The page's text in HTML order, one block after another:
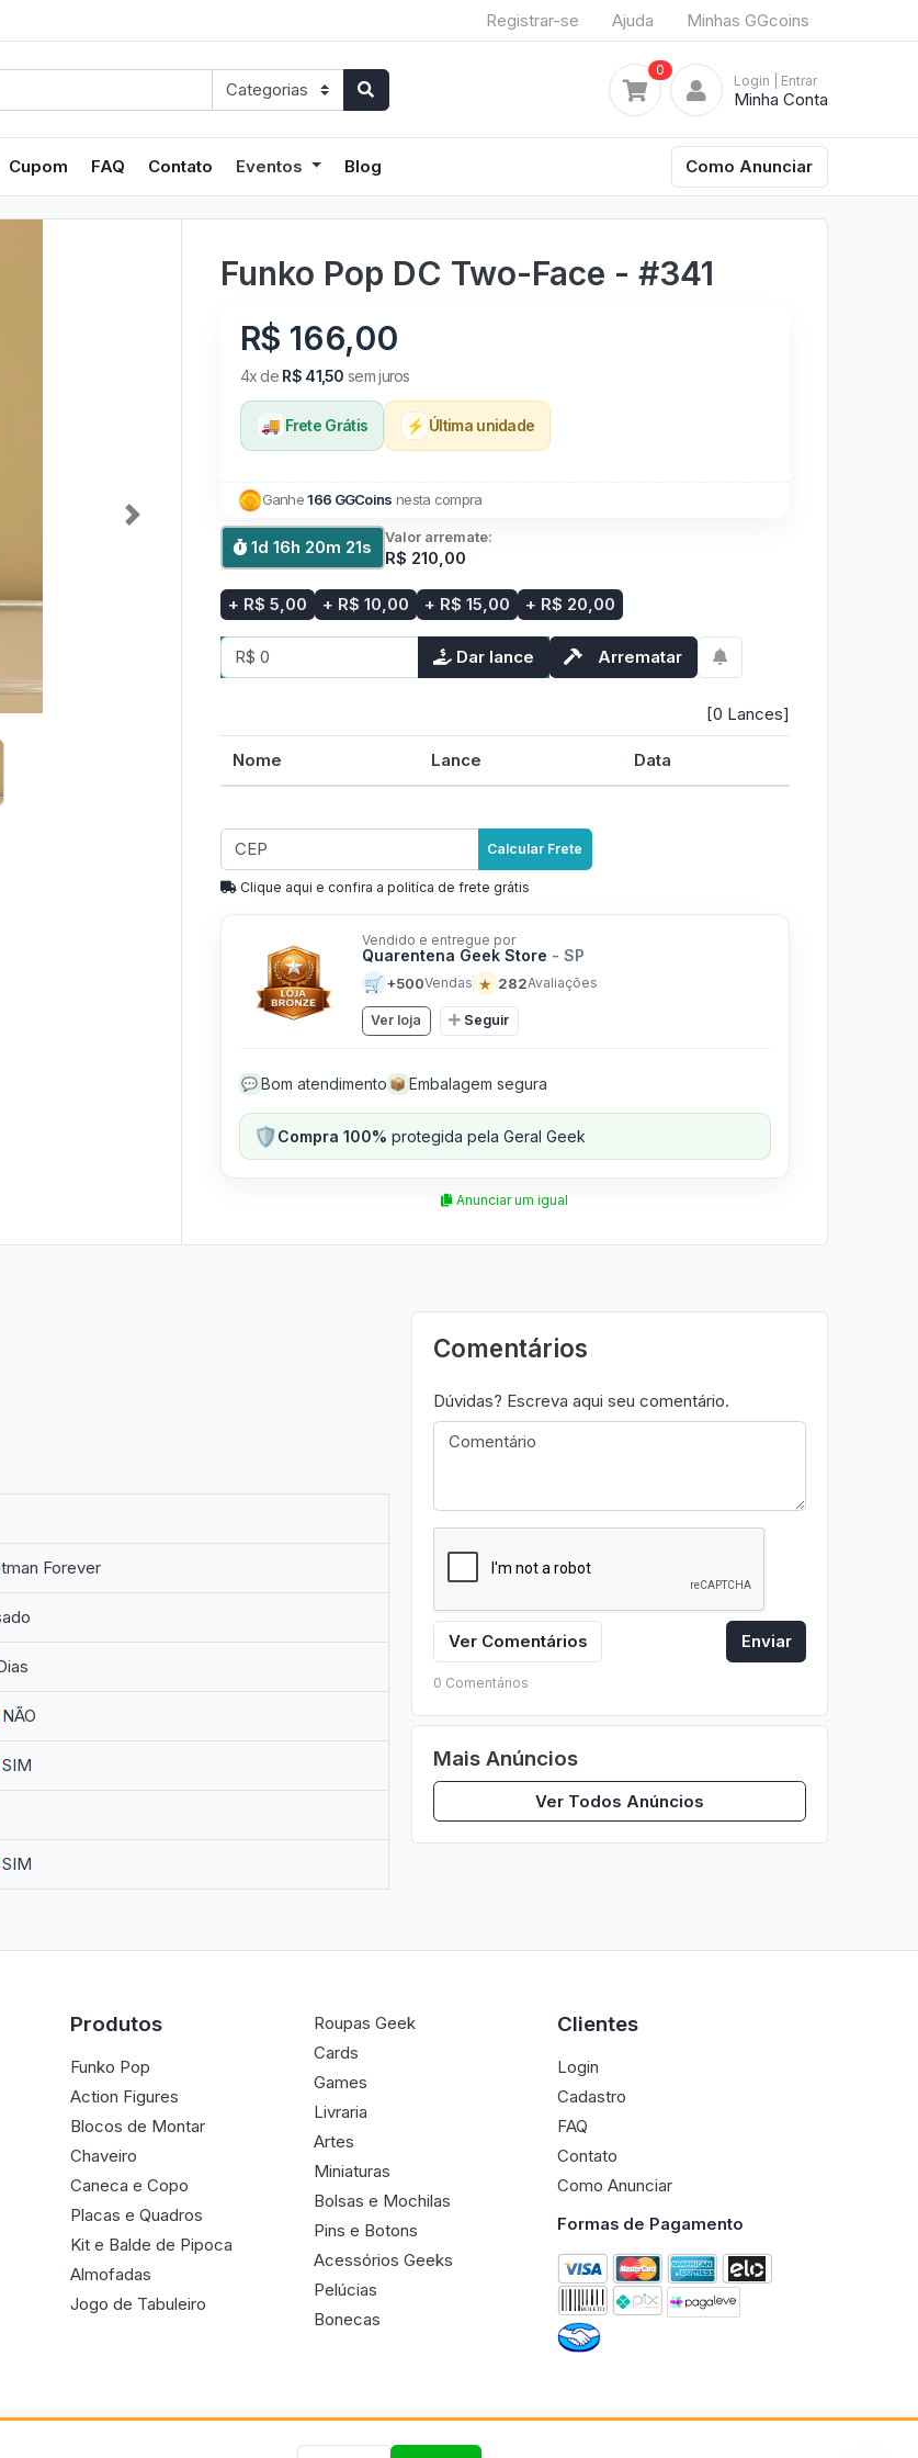
Registrar-se Ajuda Minhas GGcoins
0
Login | Entrar
Minha Conta
Cupom FAQ Contato Eventos Blog Como Anunciar
Next
Funko Pop DC Two-Face - #341
R$ 166,00
4x de R$ 41,50 sem juros
🚚 Frete Grátis ⚡ Última unidade
Ganhe166 GGCoins nesta compra
1d 16h 20m 21s Valor arremate:
R$ 210,00
+ R$ 5,00 + R$ 10,00 + R$ 15,00 + R$ 20,00
Dar lance Arrematar
[0 Lances]
Nome Lance Data
Calcular Frete
Clique aqui e confira a politíca de frete grátis
Vendido e entregue por
Quarentena Geek Store - SP
🛒 +500Vendas ★ 282Avaliações
Ver loja Seguir
💬 Bom atendimento 📦 Embalagem segura
🛡️Compra 100% protegida pela Geral Geek
Anunciar um igual
Forever
NÃO
SIM
SIM
Comentários
Dúvidas? Escreva aqui seu comentário.
Ver Comentários Enviar
0 Comentários
Mais Anúncios
Ver Todos Anúncios
Produtos
Funko Pop
Action Figures
Blocos de Montar
Chaveiro
Caneca e Copo
Placas e Quadros
Kit e Balde de Pipoca
Almofadas
Jogo de Tabuleiro
Roupas Geek
Cards
Games
Livraria
Artes
Miniaturas
Bolsas e Mochilas
Pins e Botons
Acessórios Geeks
Pelúcias
Bonecas
Clientes
Login
Cadastro
FAQ
Contato
Como Anunciar
Formas de Pagamento